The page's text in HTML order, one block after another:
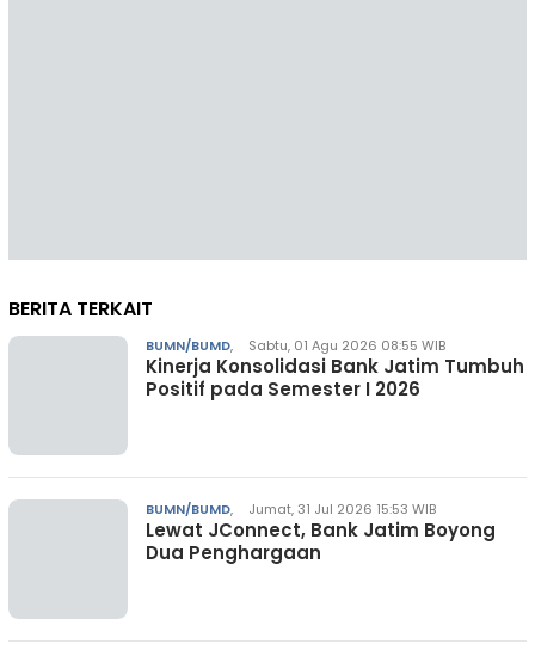
BERITA TERKAIT
BUMN/BUMD, Sabtu, 01 Agu 2026 08:55 WIB
Kinerja Konsolidasi Bank Jatim Tumbuh
Positif pada Semester I 2026
BUMN/BUMD, Jumat, 31 Jul 2026 15:53 WIB
Lewat JConnect, Bank Jatim Boyong
Dua Penghargaan